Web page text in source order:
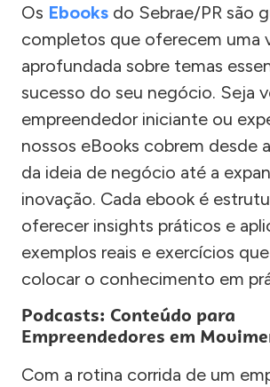
Os Ebooks do Sebrae/PR são
completos que oferecem uma
aprofundada sobre temas
sucesso do seu negócio. Seja
empreendedor iniciante ou
nossos eBooks cobrem desde
da ideia de negócio até a
inovação. Cada ebook é
oferecer insights práticos e
exemplos reais e exercícios
colocar o conhecimento em
Podcasts: Conteúdo para
Empreendedores em
Com a rotina corrida de um